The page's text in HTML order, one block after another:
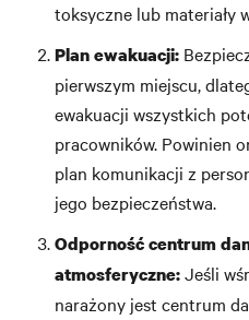
toksyczne lub materiały
Plan ewakuacji:
pierwszym miejscu,
ewakuacji wszystkich
pracowników. Powinien
plan komunikacji z
jego bezpieczeństwa.
Odporność centrum
atmosferyczne:Jeśli
narażony jest centrum